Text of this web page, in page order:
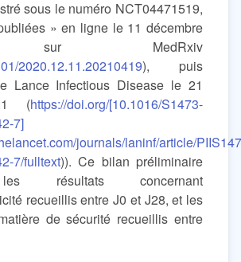
sous le numéro NCT04471519,
» en ligne le 11 décembre
sur MedRxiv
2020.12.11.20210419), puis
Lance Infectious Disease le 21
(https://doi.org/[10.1016/S1473-
7]
journals/laninf/article/
7/fulltext)). Ce bilan préliminaire
résultats concernant
recueillis entre J0 et J28, et les
de sécurité recueillis entre